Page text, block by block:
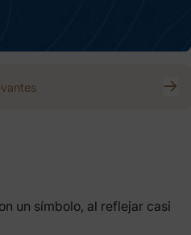
un símbolo, al reflejar casi